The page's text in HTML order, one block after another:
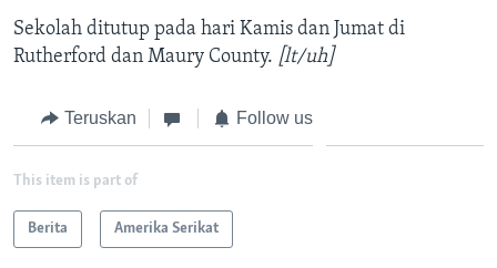
Sekolah ditutup pada hari Kamis dan Jumat di
Rutherford dan Maury County. [lt/uh]
Teruskan Follow us
This item is part of
Berita Amerika Serikat